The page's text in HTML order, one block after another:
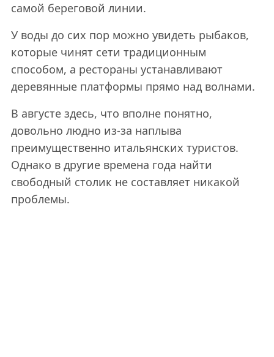
самой береговой линии.
У воды до сих пор можно увидеть рыбаков,
которые чинят сети традиционным
способом, а рестораны устанавливают
деревянные платформы прямо над волнами.
В августе здесь, что вполне понятно,
довольно людно из-за наплыва
преимущественно итальянских туристов.
Однако в другие времена года найти
свободный столик не составляет никакой
проблемы.